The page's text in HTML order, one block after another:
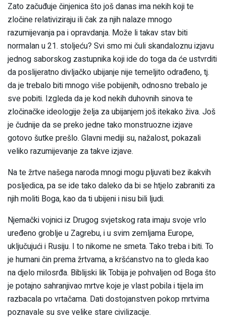
Zato začuđuje činjenica što još danas ima nekih koji te
zločine relativiziraju ili čak za njih nalaze mnogo
razumijevanja pa i opravdanja. Može li takav stav biti
normalan u 21. stoljeću? Svi smo mi čuli skandaloznu izjavu
jednog saborskog zastupnika koji ide do toga da će ustvrditi
da poslijeratno divljačko ubijanje nije temeljito odrađeno, tj.
da je trebalo biti mnogo više pobijenih, odnosno trebalo je
sve pobiti. Izgleda da je kod nekih duhovnih sinova te
zločinačke ideologije želja za ubijanjem još itekako živa. Još
je čudnije da se preko jedne tako monstruozne izjave
gotovo šutke prešlo. Glavni mediji su, nažalost, pokazali
veliko razumijevanje za takve izjave.
Na te žrtve našega naroda mnogi mogu pljuvati bez ikakvih
posljedica, pa se ide tako daleko da bi se htjelo zabraniti za
njih moliti Boga, kao da ti ubijeni i nisu bili ljudi.
Njemački vojnici iz Drugog svjetskog rata imaju svoje vrlo
uređeno groblje u Zagrebu, i u svim zemljama Europe,
uključujući i Rusiju. I to nikome ne smeta. Tako treba i biti. To
je humani čin prema žrtvama, a kršćanstvo na to gleda kao
na djelo milosrđa. Biblijski lik Tobija je pohvaljen od Boga što
je potajno sahranjivao mrtve koje je vlast pobila i tijela im
razbacala po vrtačama. Dati dostojanstven pokop mrtvima
poznavale su sve velike stare civilizacije.